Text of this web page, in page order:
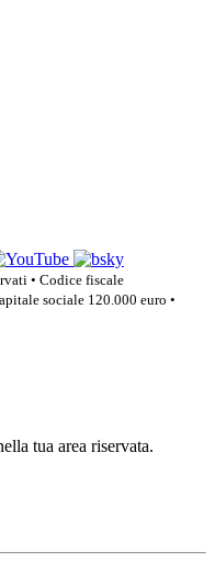
• Codice fiscale
sociale 120.000 euro •
tua area riservata.